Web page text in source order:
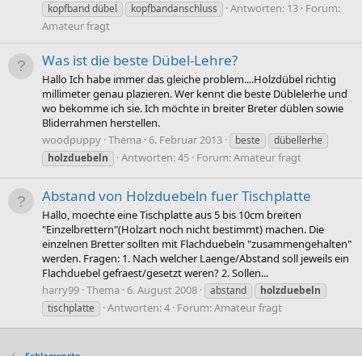
kopfband dübel
kopfbandanschluss Antworten: 13 Forum:
Amateur fragt
Was ist die beste Dübel-Lehre?
Hallo Ich habe immer das gleiche problem....Holzdübel richtig
millimeter genau plazieren. Wer kennt die beste Düblelerhe und
wo bekomme ich sie. Ich möchte in breiter Breter düblen sowie
Bliderrahmen herstellen.
woodpuppy Thema 6. Februar 2013 beste
dübellerhe
holzduebeln
Antworten: 45 Forum:Amateur fragt
Abstand von Holzduebeln fuer Tischplatte
Hallo, moechte eine Tischplatte aus 5 bis 10cm breiten
"Einzelbrettern"(Holzart noch nicht bestimmt) machen. Die
einzelnen Bretter sollten mit Flachduebeln "zusammengehalten"
werden. Fragen: 1. Nach welcher Laenge/Abstand soll jeweils ein
Flachduebel gefraest/gesetzt weren? 2. Sollen...
harry99 Thema 6. August 2008 abstand
holzduebeln
tischplatte
Antworten: 4 Forum:Amateur fragt